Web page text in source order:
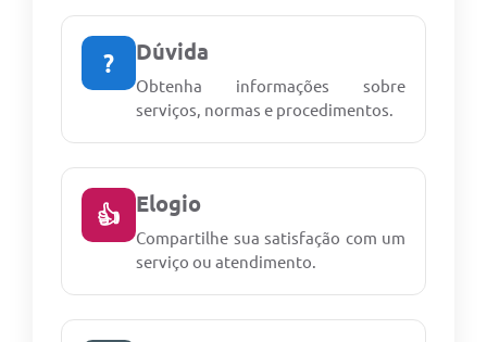
? Dúvida
Obtenha informações sobre
serviços, normas e procedimentos.
👍 Elogio
Compartilhe sua satisfação com um
serviço ou atendimento.